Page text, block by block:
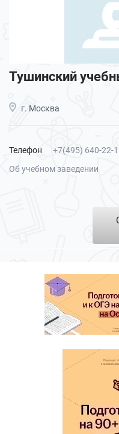
Тушинский
г. Москва
Телефон
+7(495) 640-22-
Об учебном заведении